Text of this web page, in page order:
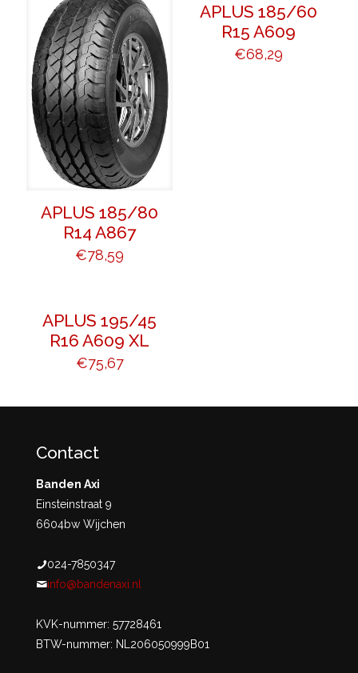
APLUS 185/80
R14 A867
€78,59
APLUS 185/60
R15 A609
€68,29
APLUS 195/45
R16 A609 XL
€75,67
Contact
Banden Axi
Einsteinstraat 9
6604bw Wijchen
024-7850347
info@bandenaxi.nl
KVK-nummer: 57728461
BTW-nummer: NL206050999B01